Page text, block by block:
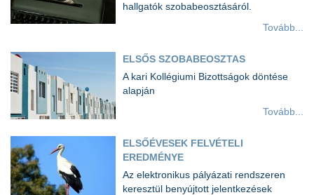
hallgatók szobabeosztásáról.
Tovább...
ELSŐS SZOBABEOSZTAS
A kari Kollégiumi Bizottságok döntése
alapján
Tovább...
ELSŐÉVESEK FELVÉTELI
EREDMÉNYE
Az elektronikus pályázati rendszeren
keresztül benyújtott jelentkezések